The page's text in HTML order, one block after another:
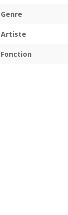
Genre
Artiste
Fonction